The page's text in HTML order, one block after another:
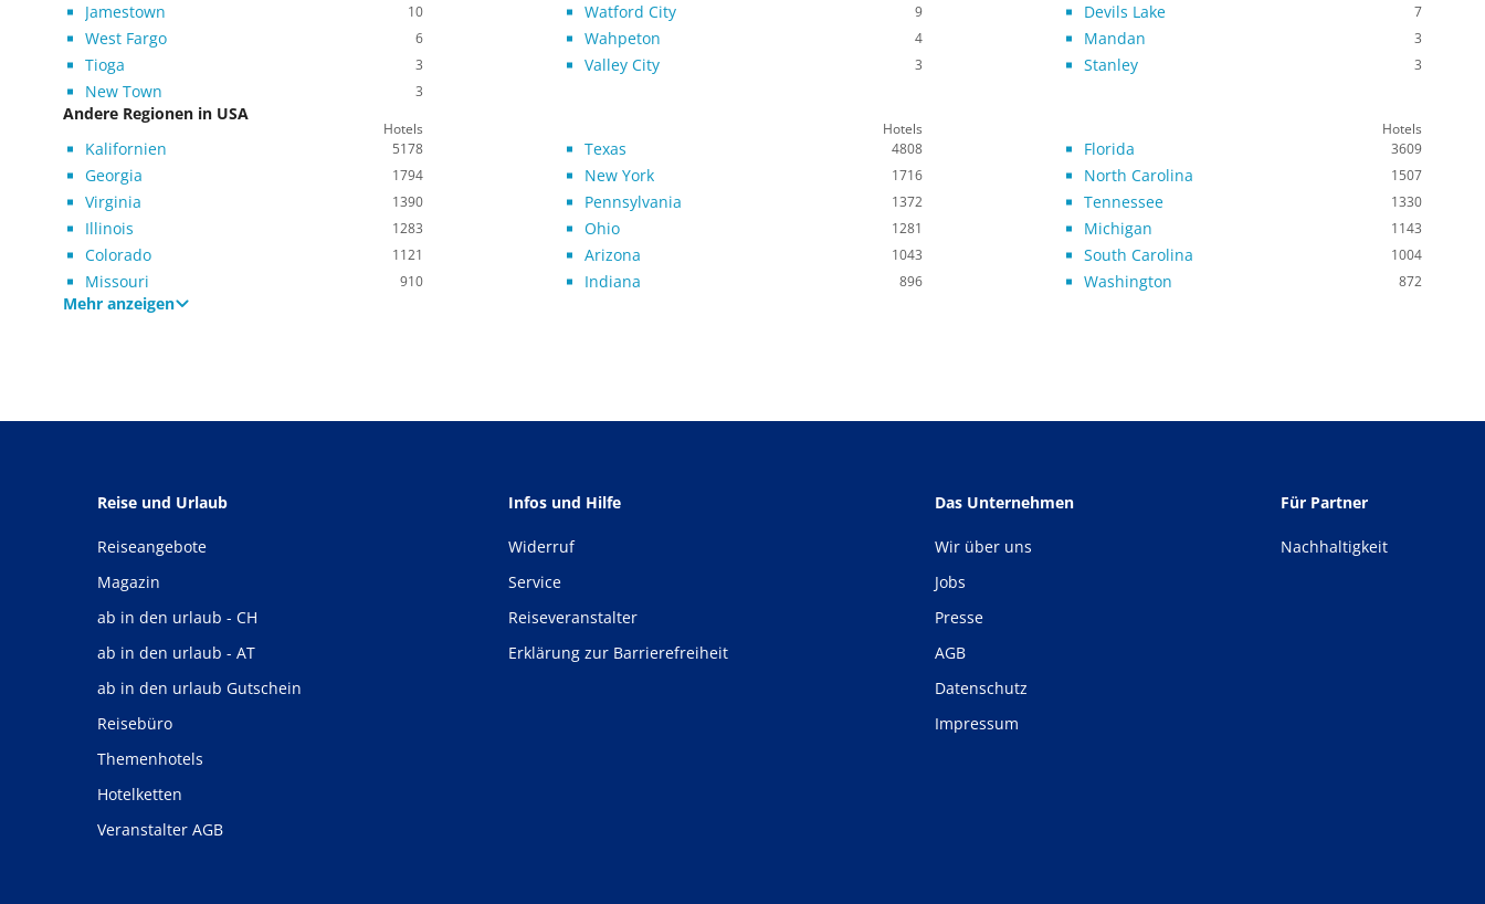
Jamestown 10 Watford City 9 Devils Lake 7
West Fargo 6 Wahpeton 4 Mandan 3
Tioga 3 Valley City 3 Stanley 3
New Town 3
Andere Regionen in USA
Hotels Hotels Hotels
Kalifornien 5178 Texas 4808 Florida 3609
Georgia 1794 New York 1716 North Carolina 1507
Virginia 1390 Pennsylvania 1372 Tennessee 1330
Illinois 1283 Ohio 1281 Michigan 1143
Colorado 1121 Arizona 1043 South Carolina 1004
Missouri 910 Indiana 896 Washington 872
Mehr anzeigen
Reise und Urlaub
Reiseangebote
Magazin
ab in den urlaub - CH
ab in den urlaub - AT
ab in den urlaub Gutschein
Reisebüro
Themenhotels
Hotelketten
Veranstalter AGB
Infos und Hilfe
Widerruf
Service
Reiseveranstalter
Erklärung zur Barrierefreiheit
Das Unternehmen
Wir über uns
Jobs
Presse
AGB
Datenschutz
Impressum
Für Partner
Nachhaltigkeit